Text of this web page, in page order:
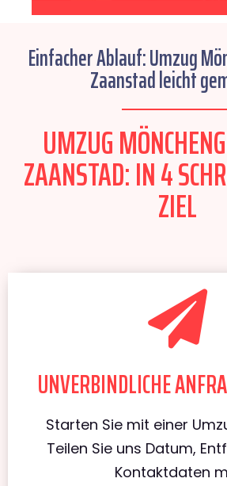
Einfacher Ablauf: Umzug
Zaanstad leicht
UMZUG
ZAANSTAD: IN 4
ZIEL
UNVERBINDLICHE
Starten Sie mit einer
Teilen Sie uns Datum,
Kontaktdaten